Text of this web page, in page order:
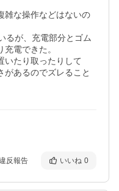
雑な操作などはないの
るが、充電部分とゴム
電できた。
いたり取ったりして
があるのでズレること
反報告 いいね 0